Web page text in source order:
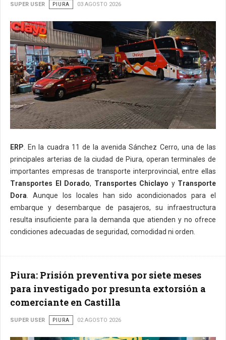
SUPER USER PIURA 03 AGOSTO 2026
ERP . En la cuadra 11 de la avenida Sánchez Cerro, una de las
principales arterias de la ciudad de Piura, operan terminales de
importantes empresas de transporte interprovincial, entre ellas
Transportes El Dorado, Transportes Chiclayo y Transporte
Dora . Aunque los locales han sido acondicionados para el
embarque y desembarque de pasajeros, su infraestructura
resulta insuficiente para la demanda que atienden y no ofrece
condiciones adecuadas de seguridad, comodidad ni orden.
Piura: Prisión preventiva por siete meses
para investigado por presunta extorsión a
comerciante en Castilla
SUPER USER PIURA 02 AGOSTO 2026